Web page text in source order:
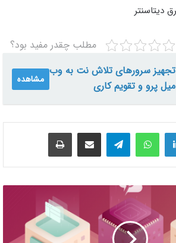
مطلب چقدر مفید بود؟
تجهیز سرورهای تلاش نت به وب
میل پرو و تقویم کاری
مشاهده
لینکدینواتس آپ تلگرام اشتراک گذاری از طریق ایمیل چاپ